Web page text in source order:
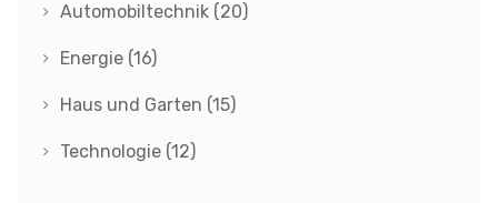
Automobiltechnik (20)
Energie (16)
Haus und Garten (15)
Technologie (12)